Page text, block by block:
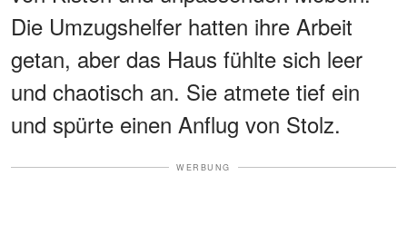
Die Umzugshelfer hatten ihre Arbeit
getan, aber das Haus fühlte sich leer
und chaotisch an. Sie atmete tief ein
und spürte einen Anflug von Stolz.
WERBUNG